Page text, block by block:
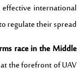
international
regulate their spread.
race in the Middle
the forefront of UAV